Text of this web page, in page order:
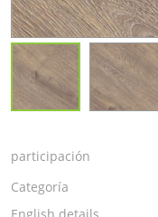
participación
Categoría